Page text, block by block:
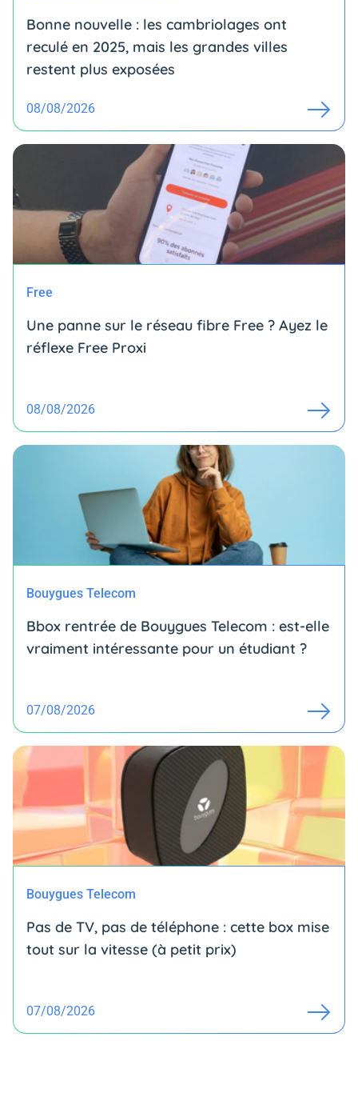
Bonne nouvelle : les cambriolages ont
reculé en 2025, mais les grandes villes
restent plus exposées
08/08/2026
Free
Une panne sur le réseau fibre Free ? Ayez le
réflexe Free Proxi
08/08/2026
Bouygues Telecom
Bbox rentrée de Bouygues Telecom : est-elle
vraiment intéressante pour un étudiant ?
07/08/2026
Bouygues Telecom
Pas de TV, pas de téléphone : cette box mise
tout sur la vitesse (à petit prix)
07/08/2026